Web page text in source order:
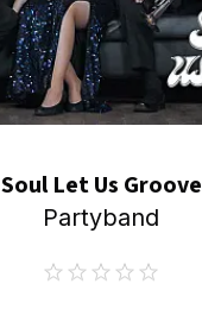
Soul Let Us Groove
Partyband